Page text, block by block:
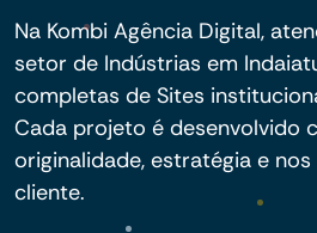
Na Kombi Agência Digital,
setor de Indústrias em
completas de Sites
Cada projeto é desenvolvido
originalidade, estratégia e
cliente.